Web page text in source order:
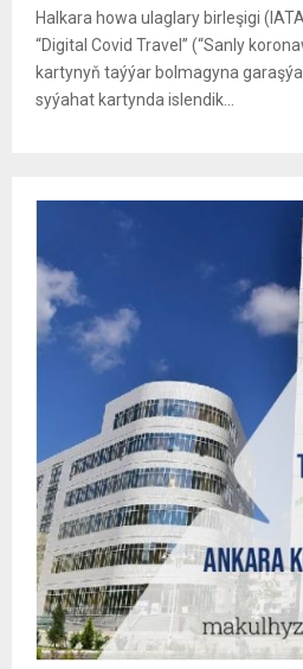
Halkara howa ulaglary birleşigi
“Digital Covid Travel” (“Sanly
kartynyň taýýar bolmagyna
syýahat kartynda islendik...